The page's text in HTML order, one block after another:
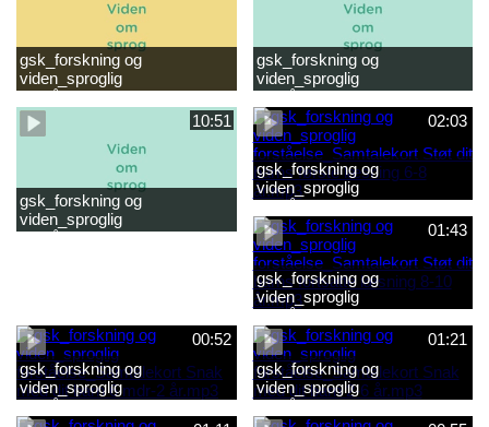
gsk_forskning og
viden_sproglig
forståelse_Snak med dit barn
2-6 år.mp4
gsk_forskning og
viden_sproglig
forståelse_Snak med din
baby 0-6 mdr.mp4
10:51
gsk_forskning og
viden_sproglig
forståelse_Barnets sproglige
02:03
gsk_forskning og
viden_sproglig
forståelse_Samtalekort Støt
dit barns første læsning 6-8
år.mp3
01:43
gsk_forskning og
viden_sproglig
forståelse_Samtalekort Støt
dit barns fortsatte læsning 8-
10 år.mp3
00:52
gsk_forskning og
viden_sproglig
forståelse_Samtalekort Snak
01:21
gsk_forskning og
viden_sproglig
forståelse_Samtalekort Snak